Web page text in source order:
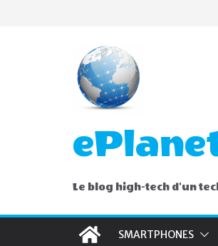
Le blog high-tech d'un
SMARTPHONES